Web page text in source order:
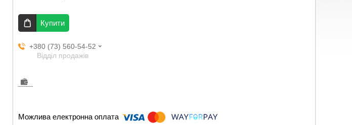
Купити
+380 (73) 560-54-52
Відділ продажів